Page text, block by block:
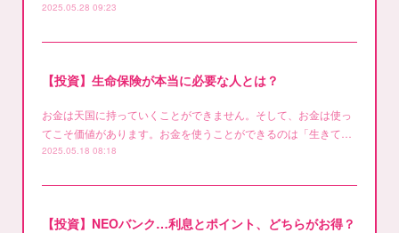
2025.05.28 09:23
【投資】生命保険が本当に必要な人とは？
お金は天国に持っていくことができません。そして、お金は使っ
てこそ価値があります。お金を使うことができるのは「生きて…
2025.05.18 08:18
【投資】NEOバンク…利息とポイント、どちらがお得？